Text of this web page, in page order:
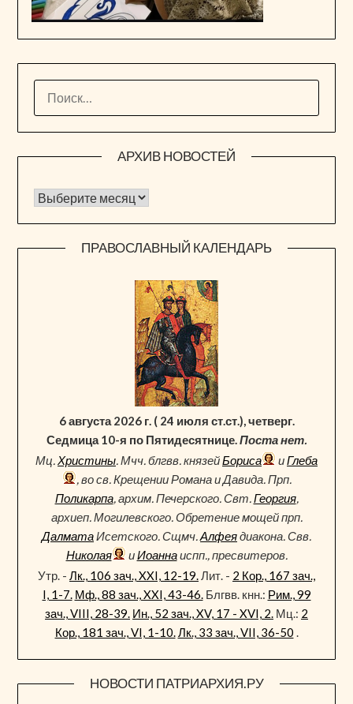
АРХИВ НОВОСТЕЙ
Архив новостей
ПРАВОСЛАВНЫЙ КАЛЕНДАРЬ
6 августа 2026 г. ( 24 июля ст.ст.), четверг.
Седмица 10-я по Пятидесятнице.Поста нет.
Мц.Христины. Мчч. блгвв. князейБориса иГлеба
, во св. Крещении Романа и Давида. Прп.
Поликарпа, архим. Печерского. Свт.Георгия,
архиеп. Могилевского. Обретение мощей прп.
ДалматаИсетского. Сщмч.Алфеядиакона. Свв.
Николая
иИоаннаиспп., пресвитеров.
Утр. - Лк., 106 зач., XXI, 12-19.Лит. - 2 Кор., 167 зач.,
I, 1-7. Мф., 88 зач., XXI, 43-46.Блгвв. кнн.: Рим., 99
зач., VIII, 28-39. Ин., 52 зач., XV, 17 - XVI, 2. Мц.: 2
Кор., 181 зач., VI, 1-10.Лк., 33 зач., VII, 36-50 .
НОВОСТИ ПАТРИАРХИЯ.РУ